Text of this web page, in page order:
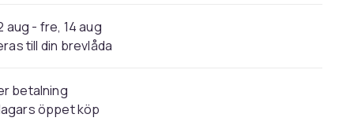
aug - fre, 14 aug
till din brevlåda
betalning
öppet köp